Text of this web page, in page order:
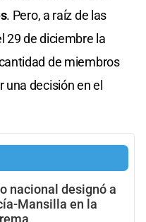
. Pero, a raíz de las
29 de diciembre la
de miembros
una decisión en el
nacional designó a
Mansilla en la